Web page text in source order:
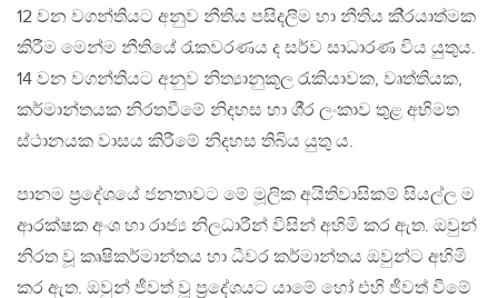
12 වන වගන්තියට අනුව නීතිය පසිදලීම හා නීතිය කි‍්‍රයාත්මක
කිරීම මෙන්ම නීතියේ රැකවරණය ද සර්ව සාධාරණ විය යුතුය.
14 වන වගන්තියට අනුව නිත්‍යානුකූල රැකියාවක, වෘත්තියක,
කර්මාන්තයක නිරතවීමේ නිදහස හා ශී‍්‍ර ලංකාව තුළ අභිමත
ස්ථානයක වාසය කිරීමේ නිදහස තිබිය යුතු ය.
පානම ප‍්‍රදේශයේ ජනතාවට මේ මූලික අයිතිවාසිකම් සියල්ල ම
ආරක්ෂක අංශ හා රාජ්‍ය නිලධාරීන් විසින් අහිමි කර ඇත. ඔවුන්
නිරත වූ කෘෂිකර්මාන්තය හා ධීවර කර්මාන්තය ඔවුන්ට අහිමි
කර ඇත. ඔවුන් ජීවත් වූ ප‍්‍රදේශයට යාමේ හෝ එහි ජීවත් වීමේ